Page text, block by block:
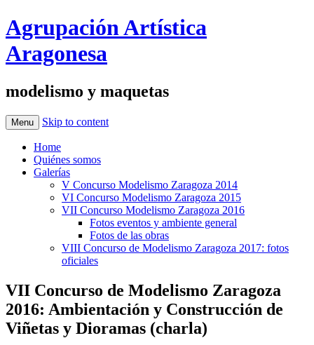
Agrupación Artística
Aragonesa
modelismo y maquetas
Menu Skip to content
Home
Quiénes somos
Galerías
V Concurso Modelismo Zaragoza 2014
VI Concurso Modelismo Zaragoza 2015
VII Concurso Modelismo Zaragoza 2016
Fotos eventos y ambiente general
Fotos de las obras
VIII Concurso de Modelismo Zaragoza 2017: fotos
oficiales
VII Concurso de Modelismo Zaragoza
2016: Ambientación y Construcción de
Viñetas y Dioramas (charla)